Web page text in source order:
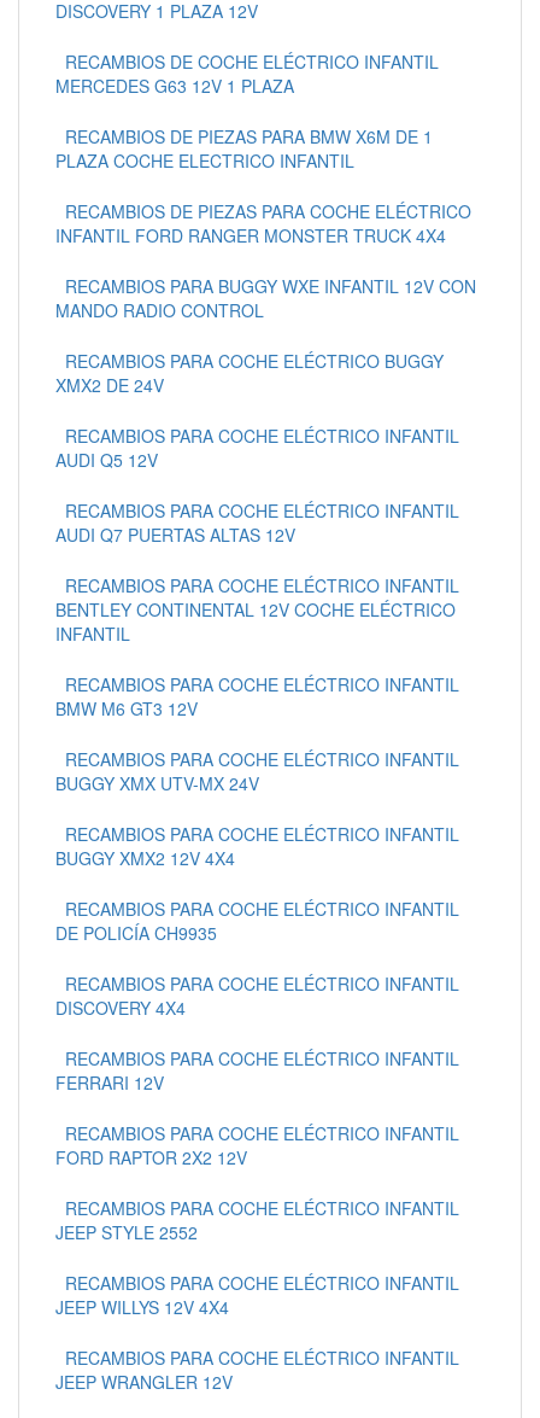
DISCOVERY 1 PLAZA 12V
RECAMBIOS DE COCHE ELÉCTRICO INFANTIL
MERCEDES G63 12V 1 PLAZA
RECAMBIOS DE PIEZAS PARA BMW X6M DE 1
PLAZA COCHE ELECTRICO INFANTIL
RECAMBIOS DE PIEZAS PARA COCHE ELÉCTRICO
INFANTIL FORD RANGER MONSTER TRUCK 4X4
RECAMBIOS PARA BUGGY WXE INFANTIL 12V CON
MANDO RADIO CONTROL
RECAMBIOS PARA COCHE ELÉCTRICO BUGGY
XMX2 DE 24V
RECAMBIOS PARA COCHE ELÉCTRICO INFANTIL
AUDI Q5 12V
RECAMBIOS PARA COCHE ELÉCTRICO INFANTIL
AUDI Q7 PUERTAS ALTAS 12V
RECAMBIOS PARA COCHE ELÉCTRICO INFANTIL
BENTLEY CONTINENTAL 12V COCHE ELÉCTRICO
INFANTIL
RECAMBIOS PARA COCHE ELÉCTRICO INFANTIL
BMW M6 GT3 12V
RECAMBIOS PARA COCHE ELÉCTRICO INFANTIL
BUGGY XMX UTV-MX 24V
RECAMBIOS PARA COCHE ELÉCTRICO INFANTIL
BUGGY XMX2 12V 4X4
RECAMBIOS PARA COCHE ELÉCTRICO INFANTIL
DE POLICÍA CH9935
RECAMBIOS PARA COCHE ELÉCTRICO INFANTIL
DISCOVERY 4X4
RECAMBIOS PARA COCHE ELÉCTRICO INFANTIL
FERRARI 12V
RECAMBIOS PARA COCHE ELÉCTRICO INFANTIL
FORD RAPTOR 2X2 12V
RECAMBIOS PARA COCHE ELÉCTRICO INFANTIL
JEEP STYLE 2552
RECAMBIOS PARA COCHE ELÉCTRICO INFANTIL
JEEP WILLYS 12V 4X4
RECAMBIOS PARA COCHE ELÉCTRICO INFANTIL
JEEP WRANGLER 12V